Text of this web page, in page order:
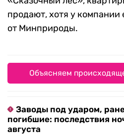
продают, хотя у
от Минприроды.
Объясняем
Заводы под ударом,
погибшие: последствия
августа